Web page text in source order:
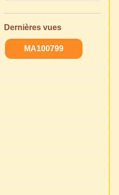
Dernières vues
MA100799